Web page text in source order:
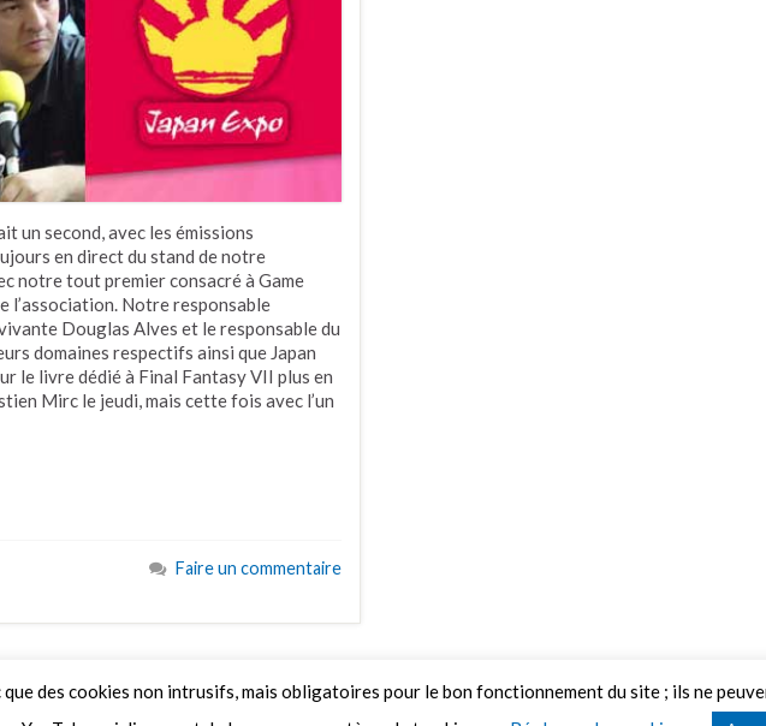
un second, avec les émissions
en direct du stand de notre
notre tout premier consacré à Game
l’association. Notre responsable
Douglas Alves et le responsable du
domaines respectifs ainsi que Japan
le livre dédié à Final Fantasy VII plus en
Mirc le jeudi, mais cette fois avec l’un
Faire un commentaire
des cookies non intrusifs, mais obligatoires pour le bon fonctionnement du site ; ils ne